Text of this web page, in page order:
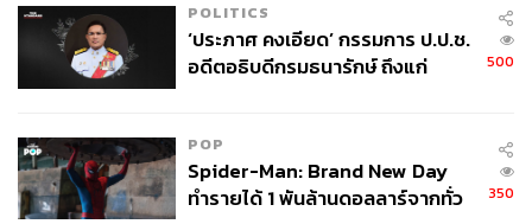
POLITICS
‘ประภาศ คงเอียด’ กรรมการ ป.ป.ช.
อดีตอธิบดีกรมธนารักษ์ ถึงแก่
500
POP
Spider-Man: Brand New Day
ทำรายได้ 1 พันล้านดอลลาร์จากทั่ว
350